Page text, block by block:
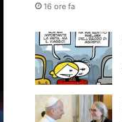
16 ore fa